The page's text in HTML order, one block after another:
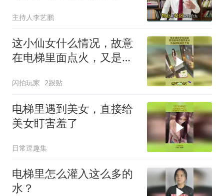
主持人李艺鹏
这小仙女什么情况，故意
在电梯里面点火，又是被
闪拍玩家 2跟贴
电梯里遇到美女，直接给
美女盯害羞了
日常逗趣集
电梯里怎么灌入这么多的
水？